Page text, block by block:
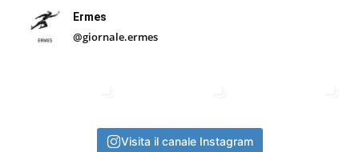
Ermes
@giornale.ermes
Visita il canale Instagram